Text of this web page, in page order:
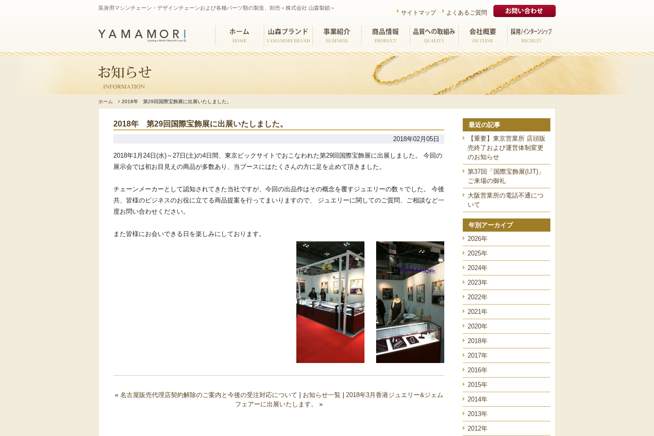
装身用マシンチェーン・デザインチェーンおよび各種パーツ類の製造、卸売＜株式会社 山森製鎖＞
サイトマップ よくあるご質問
ホーム 山森ブランド 事業紹介 商品情報 品質への取組み 会社概要
採用/インターンシ
ップ
ホーム 2018年 第29回国際宝飾展に出展いたしました。
2018年 第29回国際宝飾展に出展いたしました。
2018年02月05日
2018年1月24日(水)～27日(土)の4日間、東京ビックサイトでおこなわれた第29回国際宝飾展に出展しました。 今回の
展示会では初お目見えの商品が多数あり、当ブースにはたくさんの方に足を止めて頂きました。
チェーンメーカーとして認知されてきた当社ですが、今回の出品作はその概念を覆すジュエリーの数々でした。 今後
共、皆様のビジネスのお役に立てる商品提案を行ってまいりますので、 ジュエリーに関してのご質問、ご相談など一
度お問い合わせください。
また皆様にお会いできる日を楽しみにしております。
« 名古屋販売代理店契約解除のご案内と今後の受注対応について お知らせ一覧
2018年3月香港ジュエリー&ジェム
フェアーに出展いたします。
»
最近の記事
【重要】東京営業所 店頭販
売終了および運営体制変更
のお知らせ
第37回「国際宝飾展(IJT)」
ご来場の御礼
大阪営業所の電話不通につ
いて
年別アーカイブ
2026年
2025年
2024年
2023年
2022年
2021年
2020年
2018年
2017年
2016年
2015年
2014年
2013年
2012年